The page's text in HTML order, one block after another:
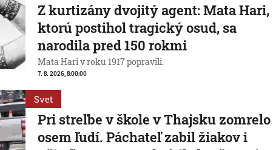
Z kurtizány dvojitý agent: Mata Hari,
ktorú postihol tragický osud, sa
narodila pred 150 rokmi
Mata Hari v roku 1917 popravili.
7. 8. 2026, 8:00:00
Svet
Pri streľbe v škole v Thajsku zomrelo
osem ľudí. Páchateľ zabil žiakov i